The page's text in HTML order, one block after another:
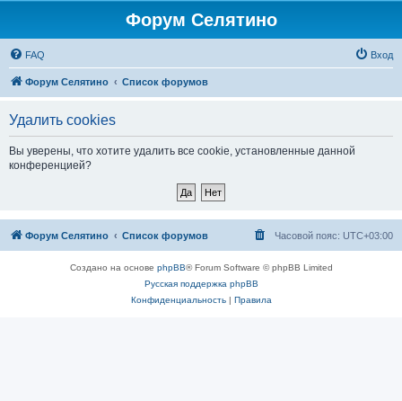
Форум Селятино
FAQ Вход
Форум Селятино Список форумов
Удалить cookies
Вы уверены, что хотите удалить все cookie, установленные данной
конференцией?
Форум Селятино Список форумов Часовой пояс: UTC+03:00
Создано на основе phpBB® Forum Software © phpBB Limited
Русская поддержка phpBB
Конфиденциальность| Правила